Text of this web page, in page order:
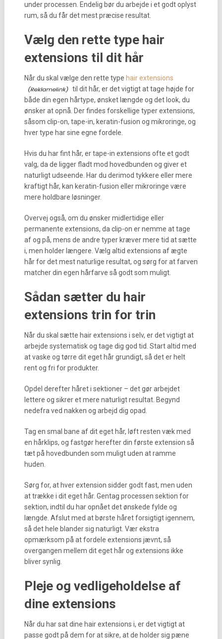
under processen. Endelig bør du arbejde i et godt oplyst
rum, så du får det mest præcise resultat.
Vælg den rette type hair
extensions til dit hår
Når du skal vælge den rette type hair extensions
til dit hår, er det vigtigt at tage højde for
både din egen hårtype, ønsket længde og det look, du
ønsker at opnå. Der findes forskellige typer extensions,
såsom clip-on, tape-in, keratin-fusion og mikroringe, og
hver type har sine egne fordele.
Hvis du har fint hår, er tape-in extensions ofte et godt
valg, da de ligger fladt mod hovedbunden og giver et
naturligt udseende. Har du derimod tykkere eller mere
kraftigt hår, kan keratin-fusion eller mikroringe være
mere holdbare løsninger.
Overvej også, om du ønsker midlertidige eller
permanente extensions, da clip-on er nemme at tage
af og på, mens de andre typer kræver mere tid at sætte
i, men holder længere. Vælg altid extensions af ægte
hår for det mest naturlige resultat, og sørg for at farven
matcher din egen hårfarve så godt som muligt.
Sådan sætter du hair
extensions trin for trin
Når du skal sætte hair extensions i selv, er det vigtigt at
arbejde systematisk og tage dig god tid. Start altid med
at vaske og tørre dit eget hår grundigt, så det er helt
rent og fri for produkter.
Opdel derefter håret i sektioner – det gør arbejdet
lettere og sikrer et mere naturligt resultat. Begynd
nedefra ved nakken og arbejd dig opad.
Tag en smal bane af dit eget hår, løft resten væk med
en hårklips, og fastgør herefter din første extension så
tæt på hovedbunden som muligt uden at ramme
huden.
Sørg for, at hver extension sidder godt fast, men uden
at trække i dit eget hår. Gentag processen sektion for
sektion, indtil du har opnået det ønskede fylde og
længde. Afslut med at børste håret forsigtigt igennem,
så det hele blander sig naturligt. Vær ekstra
opmærksom på at fordele extensions jævnt, så
overgangen mellem dit eget hår og extensions ikke
bliver synlig.
Pleje og vedligeholdelse af
dine extensions
Når du har sat dine hair extensions i, er det vigtigt at
passe godt på dem for at sikre, at de holder sig pæne